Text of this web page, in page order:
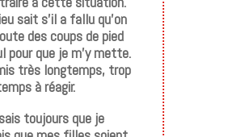
sait s’il a fallu qu’on
des coups de pied
pour que je m’y mette.
très longtemps, trop
à réagir.
toujours que je